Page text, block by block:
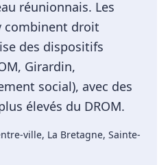
réunionnais. Les
combinent droit
des dispositifs
Girardin,
social), avec des
élevés du DROM.
ville, La Bretagne, Sainte-